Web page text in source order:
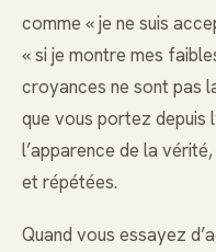
comme « je ne suis
« si je montre mes
croyances ne sont pas
que vous portez depuis
l’apparence de la
et répétées.
Quand vous essayez